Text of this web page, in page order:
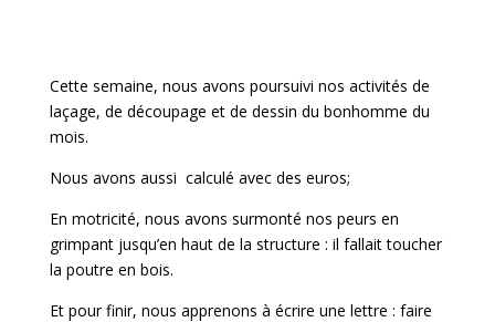
Cette semaine, nous avons poursuivi nos activités de
laçage, de découpage et de dessin du bonhomme du
mois.
Nous avons aussi calculé avec des euros;
En motricité, nous avons surmonté nos peurs en
grimpant jusqu’en haut de la structure : il fallait toucher
la poutre en bois.
Et pour finir, nous apprenons à écrire une lettre : faire